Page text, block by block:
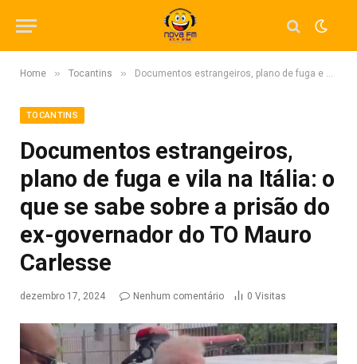
Home » Tocantins » Documentos estrangeiros, plano de fuga e vila na Itália: o que se sabe sobre a prisão do ex-governador do TO Mauro Carlesse
TOCANTINS
Documentos estrangeiros,
plano de fuga e vila na Itália: o
que se sabe sobre a prisão do
ex-governador do TO Mauro
Carlesse
dezembro 17, 2024 Nenhum comentário 0 Visitas